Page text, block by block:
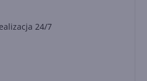
24/7